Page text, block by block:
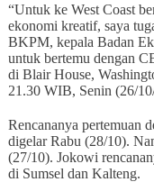
“Untuk ke West Coast
ekonomi kreatif, saya
BKPM, kepala Badan
untuk bertemu dengan
di Blair House,
21.30 WIB, Senin (26/
Rencananya pertemuan
digelar Rabu (28/10).
(27/10). Jokowi
di Sumsel dan Kalteng.